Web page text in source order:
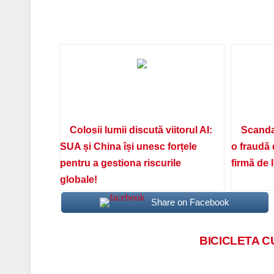
Colosii lumii discută viitorul AI:
SUA și China își unesc forțele
pentru a gestiona riscurile
globale!
o fraudă
firmă de
Share on Facebook
BICICLETA